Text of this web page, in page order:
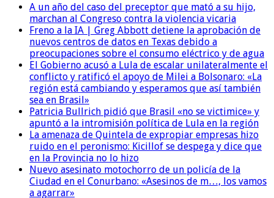
A un año del caso del preceptor que mató a su hijo,
marchan al Congreso contra la violencia vicaria
Freno a la IA | Greg Abbott detiene la aprobación de
nuevos centros de datos en Texas debido a
preocupaciones sobre el consumo eléctrico y de agua
El Gobierno acusó a Lula de escalar unilateralmente el
conflicto y ratificó el apoyo de Milei a Bolsonaro: «La
región está cambiando y esperamos que así también
sea en Brasil»
Patricia Bullrich pidió que Brasil «no se victimice» y
apuntó a la intromisión política de Lula en la región
La amenaza de Quintela de expropiar empresas hizo
ruido en el peronismo: Kicillof se despega y dice que
en la Provincia no lo hizo
Nuevo asesinato motochorro de un policía de la
Ciudad en el Conurbano: «Asesinos de m…, los vamos
a agarrar»